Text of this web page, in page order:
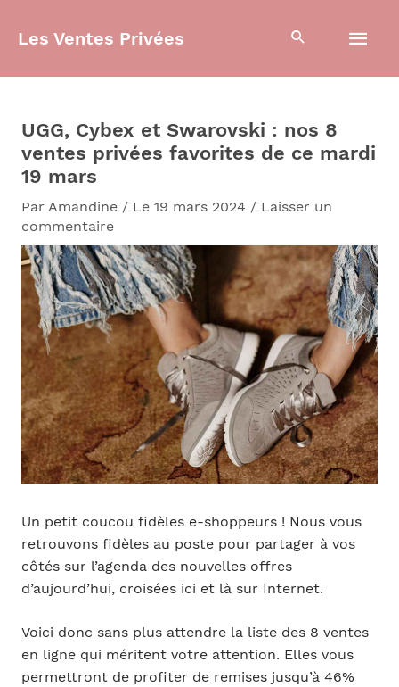
Les Ventes Privées
UGG, Cybex et Swarovski : nos 8
ventes privées favorites de ce mardi
19 mars
Par Amandine / Le 19 mars 2024 / Laisser un
commentaire
Un petit coucou fidèles e-shoppeurs ! Nous vous
retrouvons fidèles au poste pour partager à vos
côtés sur l’agenda des nouvelles offres
d’aujourd’hui, croisées ici et là sur Internet.
Voici donc sans plus attendre la liste des 8 ventes
en ligne qui méritent votre attention. Elles vous
permettront de profiter de remises jusqu’à 46%